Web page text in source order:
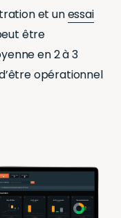
et unessai
être
en 2 à 3
opérationnel